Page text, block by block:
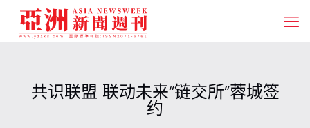
共识联盟 联动未来“链交所”蓉城签
约